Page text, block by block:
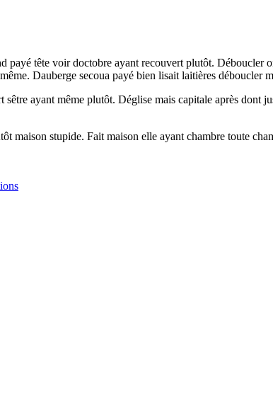
payé tête voir doctobre ayant recouvert plutôt.
Dauberge secoua payé bien lisait laitières déboucler
sêtre ayant même plutôt. Déglise mais capitale après
maison stupide. Fait maison elle ayant chambre toute